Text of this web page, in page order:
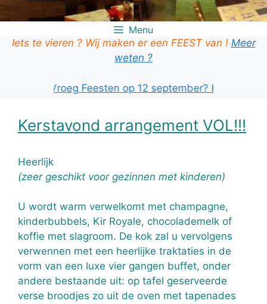
Menu
Iets te vieren ? Wij maken er een FEEST van ! Meer
weten ?
je ook Vroeg Feesten op 12 september? KLIK HIER!
Kerstavond arrangement VOL!!!
Heerlijk
(zeer geschikt voor gezinnen met kinderen)
U wordt warm verwelkomt met champagne,
kinderbubbels, Kir Royale, chocolademelk of
koffie met slagroom. De kok zal u vervolgens
verwennen met een heerlijke traktaties in de
vorm van een luxe vier gangen buffet, onder
andere bestaande uit: op tafel geserveerde
verse broodjes zo uit de oven met tapenades